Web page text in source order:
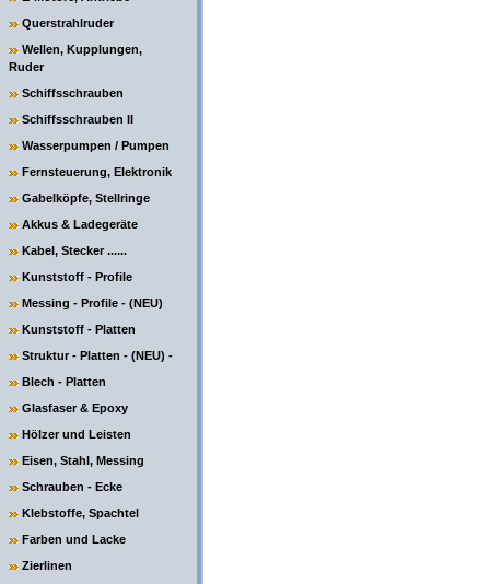
Querstrahlruder
Wellen, Kupplungen,
Ruder
Schiffsschrauben
Schiffsschrauben II
Wasserpumpen / Pumpen
Fernsteuerung, Elektronik
Gabelköpfe, Stellringe
Akkus & Ladegeräte
Kabel, Stecker ......
Kunststoff - Profile
Messing - Profile - (NEU)
Kunststoff - Platten
Struktur - Platten - (NEU) -
Blech - Platten
Glasfaser & Epoxy
Hölzer und Leisten
Eisen, Stahl, Messing
Schrauben - Ecke
Klebstoffe, Spachtel
Farben und Lacke
Zierlinen